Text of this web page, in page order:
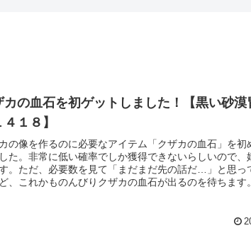
カの血石を初ゲットしました！【黒い砂漠
１８】
の像を作るのに必要なアイテム「クザカの血石」を初
た。非常に低い確率でしか獲得できないらしいので、
。ただ、必要数を見て「まだまだ先の話だ…」と思っ
、これかものんびりクザカの血石が出るのを待ちます。